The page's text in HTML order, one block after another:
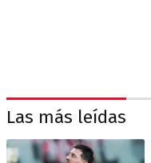
Las más leídas